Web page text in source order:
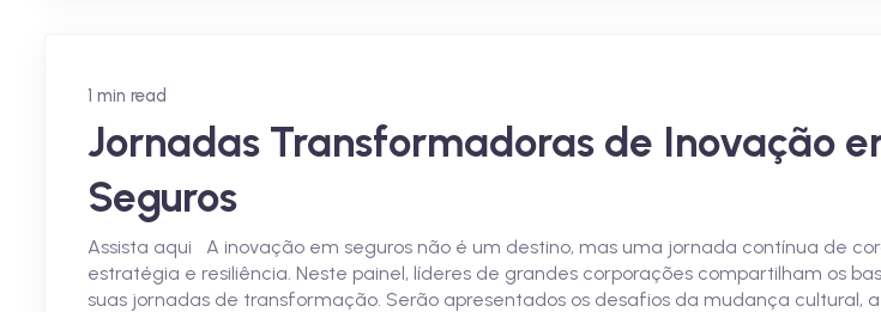
1 min read
Jornadas Transformadoras de Inovação
Seguros
Assista aqui A inovação em seguros não é um destino, mas uma jornada contínua de
estratégia e resiliência. Neste painel, líderes de grandes corporações compartilham os
suas jornadas de transformação. Serão apresentados os desafios da mudança cultural, a